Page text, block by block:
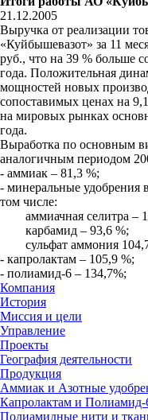
21.12.2005
Выручка от реализации
«Куйбышевазот» за 11
руб., что на 39 % больше
года. Положительная
мощностей новых
сопоставимых ценах на
на мировых рынках
года.
Выработка по основным
аналогичным периодом
- аммиак – 81,3 %;
- минеральные удобрения
том числе:
аммиачная селитра –
карбамид – 93,6 %;
сульфат аммония
- капролактам – 105,9 %;
- полиамид-6 – 134,7%;
Компания
История
Миссия и цели
Управление
Проекты
География деятельности
Продукция
Аммиак и Азотные
Капролактам и Полиамид-
Полиамидные нити и